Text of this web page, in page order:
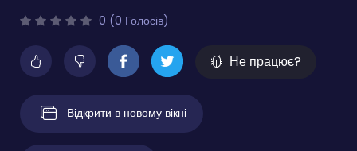
0 (0 Голосів)
Не працює?
Відкрити в новому вікні